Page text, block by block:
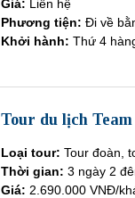
Giá: Liên hệ
Phương tiện: Đi về
Khởi hành: Thứ 4
Tour du lịch
Loại tour: Tour đoàn,
Thời gian: 3 ngày 2
Giá: 2.690.000 VNĐ/